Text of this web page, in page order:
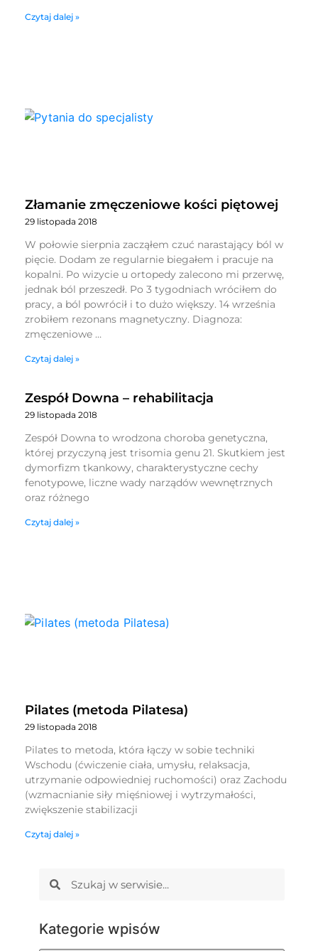
Czytaj dalej »
Złamanie zmęczeniowe kości piętowej
29 listopada 2018
W połowie sierpnia zacząłem czuć narastający ból w
pięcie. Dodam ze regularnie biegałem i pracuje na
kopalni. Po wizycie u ortopedy zalecono mi przerwę,
jednak ból przeszedł. Po 3 tygodniach wróciłem do
pracy, a ból powrócił i to dużo większy. 14 września
zrobiłem rezonans magnetyczny. Diagnoza:
zmęczeniowe …
Czytaj dalej »
Zespół Downa – rehabilitacja
29 listopada 2018
Zespół Downa to wrodzona choroba genetyczna,
której przyczyną jest trisomia genu 21. Skutkiem jest
dymorfizm tkankowy, charakterystyczne cechy
fenotypowe, liczne wady narządów wewnętrznych
oraz różnego
Czytaj dalej »
Pilates (metoda Pilatesa)
29 listopada 2018
Pilates to metoda, która łączy w sobie techniki
Wschodu (ćwiczenie ciała, umysłu, relaksacja,
utrzymanie odpowiedniej ruchomości) oraz Zachodu
(wzmacnianie siły mięśniowej i wytrzymałości,
zwiększenie stabilizacji
Czytaj dalej »
Kategorie wpisów